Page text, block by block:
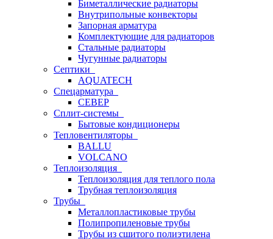
Биметаллические радиаторы
Внутрипольные конвекторы
Запорная арматура
Комплектующие для радиаторов
Стальные радиаторы
Чугунные радиаторы
Септики
AQUATECH
Спецарматура
СЕВЕР
Сплит-системы
Бытовые кондиционеры
Тепловентиляторы
BALLU
VOLCANO
Теплоизоляция
Теплоизоляция для теплого пола
Трубная теплоизоляция
Трубы
Металлопластиковые трубы
Полипропиленовые трубы
Трубы из сшитого полиэтилена